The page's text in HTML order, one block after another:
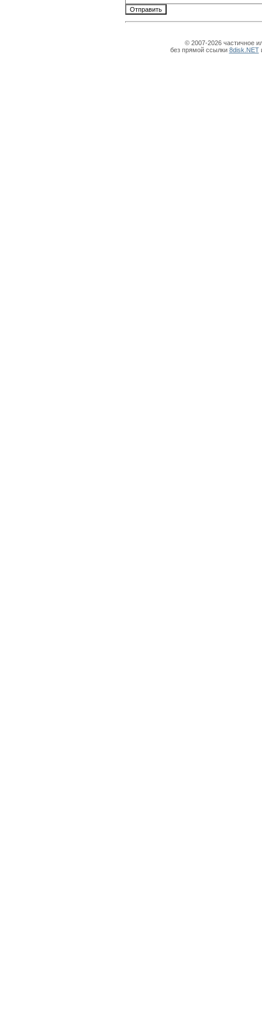
© 2007-2026 частичное
без прямой ссылки 8disk.NET